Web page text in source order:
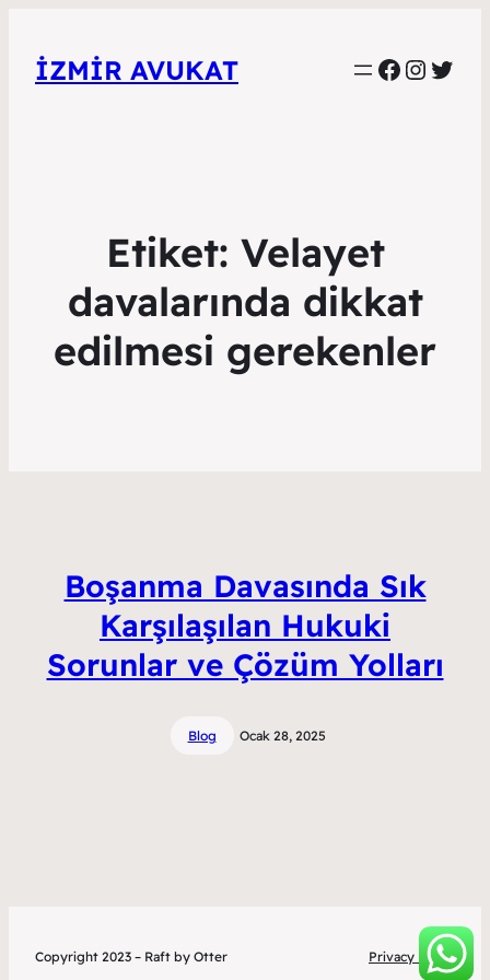
İZMIR AVUKAT
Etiket: Velayet
davalarında dikkat
edilmesi gerekenler
Boşanma Davasında Sık
Karşılaşılan Hukuki
Sorunlar ve Çözüm Yolları
Blog Ocak 28, 2025
Copyright 2023 – Raft by Otter Privacy Policy